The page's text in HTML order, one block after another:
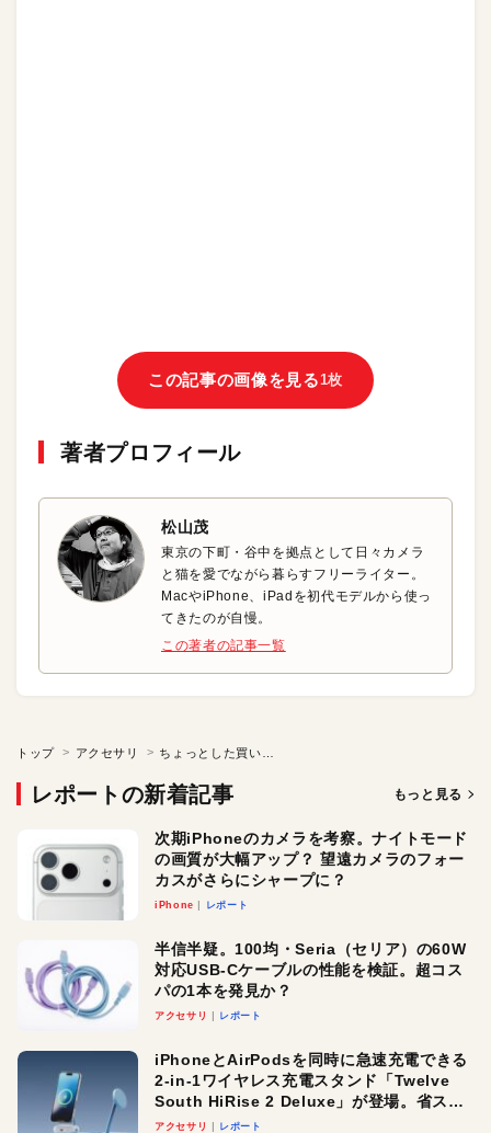
この記事の画像を見る 1枚
著者プロフィール
松山茂
東京の下町・谷中を拠点として日々カメラ
と猫を愛でながら暮らすフリーライター。
MacやiPhone、iPadを初代モデルから使っ
てきたのが自慢。
この著者の記事一覧
トップ アクセサリ
レポートの新着記事 もっと見る
次期iPhoneのカメラを考察。ナイトモード
の画質が大幅アップ？ 望遠カメラのフォー
カスがさらにシャープに？
iPhone レポート
半信半疑。100均・Seria（セリア）の60W
対応USB-Cケーブルの性能を検証。超コス
パの1本を発見か？
アクセサリ レポート
iPhoneとAirPodsを同時に急速充電できる
2-in-1ワイヤレス充電スタンド「Twelve
South HiRise 2 Deluxe」が登場。省スペ
ースでおしゃれに充電したい人にオスス
アクセサリ レポート